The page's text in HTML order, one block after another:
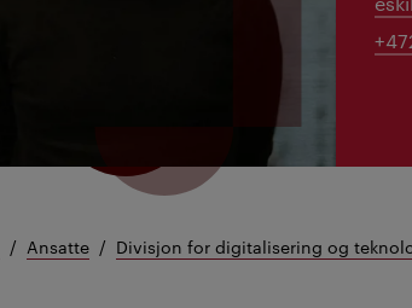
Ansatte Divisjon for digitalisering og